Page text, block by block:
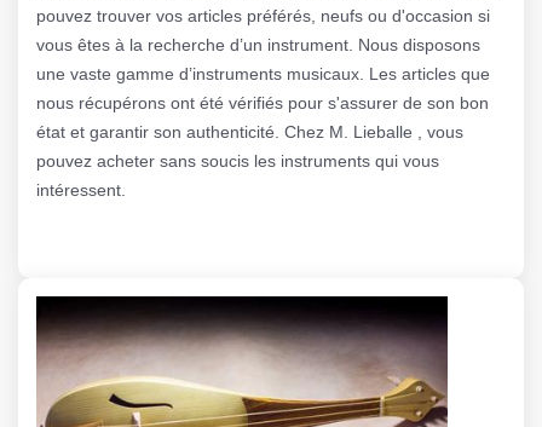
pouvez trouver vos articles préférés, neufs ou d'occasion si
vous êtes à la recherche d’un instrument. Nous disposons
une vaste gamme d’instruments musicaux. Les articles que
nous récupérons ont été vérifiés pour s'assurer de son bon
état et garantir son authenticité. Chez M. Lieballe , vous
pouvez acheter sans soucis les instruments qui vous
intéressent.